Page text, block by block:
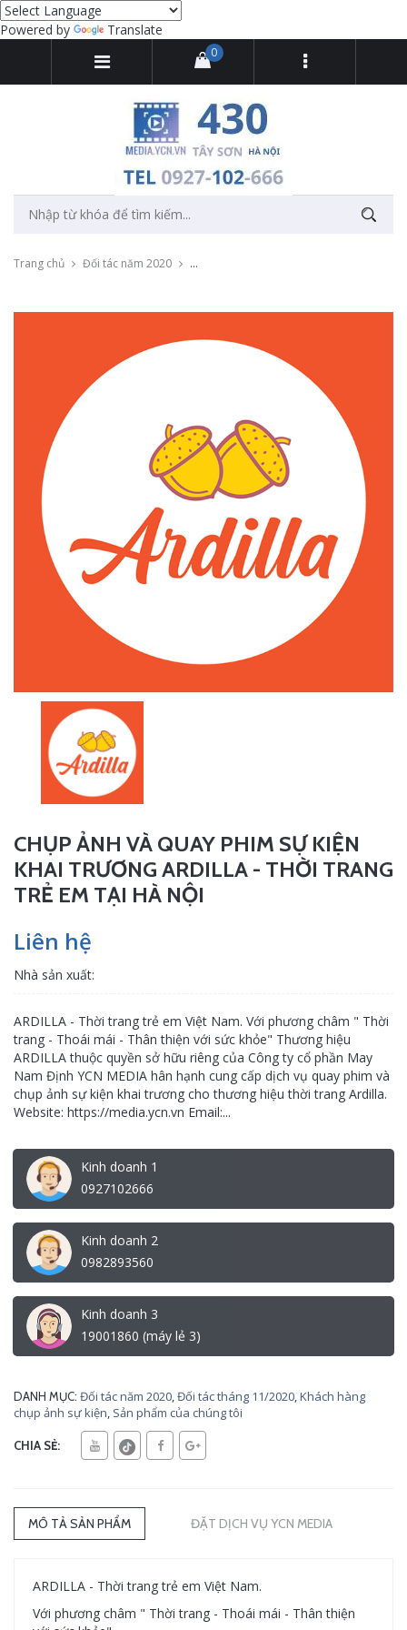
Powered by Translate
0
Trang chủ Đối tác năm 2020 Chụp ảnh và quay phim sự kiện khai
CHỤP ẢNH VÀ QUAY PHIM SỰ KIỆN
KHAI TRƯƠNG ARDILLA - THỜI TRANG
TRẺ EM TẠI HÀ NỘI
Liên hệ
Nhà sản xuất:
ARDILLA - Thời trang trẻ em Việt Nam. Với phương châm " Thời
trang - Thoái mái - Thân thiện với sức khỏe" Thương hiệu
ARDILLA thuộc quyền sở hữu riêng của Công ty cổ phần May
Nam Định YCN MEDIA hân hạnh cung cấp dịch vụ quay phim và
chụp ảnh sự kiện khai trương cho thương hiệu thời trang Ardilla.
Website: https://media.ycn.vn Email:...
Kinh doanh 1
0927102666
Kinh doanh 2
0982893560
Kinh doanh 3
19001860 (máy lẻ 3)
DANH MỤC: Đối tác năm 2020,Đối tác tháng 11/2020,Khách hàng
chụp ảnh sự kiện, Sản phẩm của chúng tôi
CHIA SẺ:
MÔ TẢ SẢN PHẨM ĐẶT DỊCH VỤ YCN MEDIA
ARDILLA - Thời trang trẻ em Việt Nam.
Với phương châm " Thời trang - Thoái mái - Thân thiện